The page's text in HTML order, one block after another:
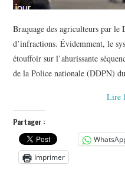
Braquage des agriculteurs par
d’infractions. Évidemment, le
étouffoir sur l’ahurissante
de la Police nationale (DDPN)
Lire
Partager :
Imprimer